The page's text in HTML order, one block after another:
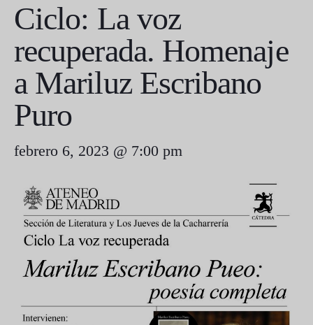
Ciclo: La voz
recuperada. Homenaje
a Mariluz Escribano
Puro
febrero 6, 2023 @ 7:00 pm